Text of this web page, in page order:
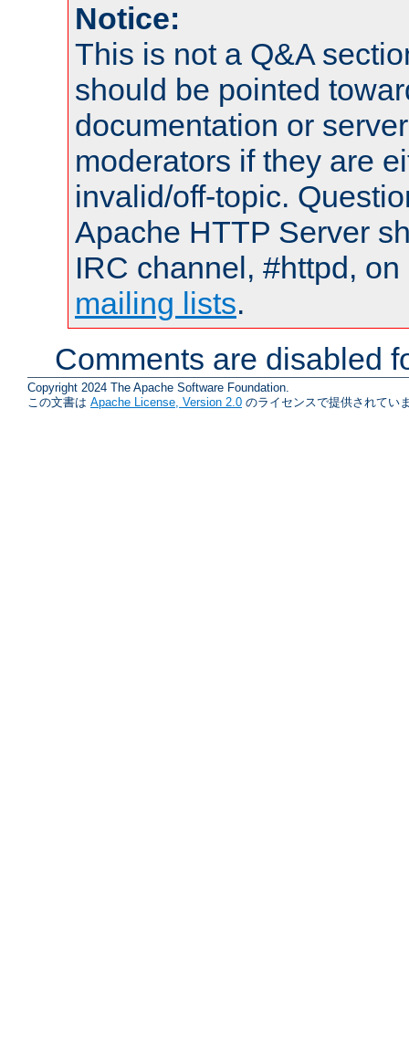
Notice:
This is not a Q&A
should be pointed
documentation or
moderators if they are
invalid/off-topic.
Apache HTTP Server
IRC channel, #httpd,
mailing lists.
Comments are disabled
Copyright 2024 The Apache Software Foundation.
この文書は Apache License, Version 2.0 のライセンスで提供されてい